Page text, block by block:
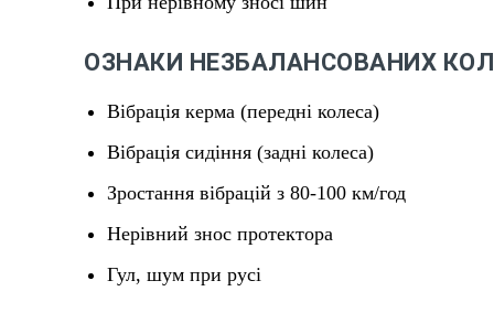
ОЗНАКИ НЕЗБАЛАНСОВАНИХ
Вібрація керма (передні колеса)
Вібрація сидіння (задні колеса)
Зростання вібрацій з 80-100 км/год
Нерівний знос протектора
Гул, шум при русі